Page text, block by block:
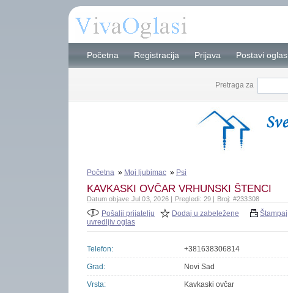
Početna Registracija Prijava Postavi oglas
Pretraga za
Početna » Moj ljubimac » Psi
KAVKASKI OVČAR VRHUNSKI ŠTENCI
Datum objave Jul 03, 2026 | Pregledi: 29 | Broj: #233308
Pošalji prijatelju Dodaj u zabeležene Štampaj
uvredljiv oglas
Telefon: +381638306814
Grad: Novi Sad
Vrsta: Kavkaski ovčar